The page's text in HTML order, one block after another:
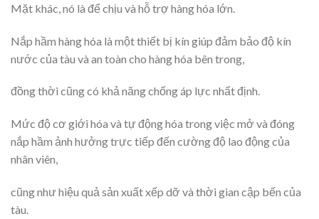
Mặt khác, nó là để chịu và hỗ trợ hàng hóa lớn.
Nắp hầm hàng hóa là một thiết bị kín giúp đảm bảo độ kín
nước của tàu và an toàn cho hàng hóa bên trong,
đồng thời cũng có khả năng chống áp lực nhất định.
Mức độ cơ giới hóa và tự động hóa trong việc mở và đóng
nắp hầm ảnh hưởng trực tiếp đến cường độ lao động của
nhân viên,
cũng như hiệu quả sản xuất xếp dỡ và thời gian cập bến của
tàu.